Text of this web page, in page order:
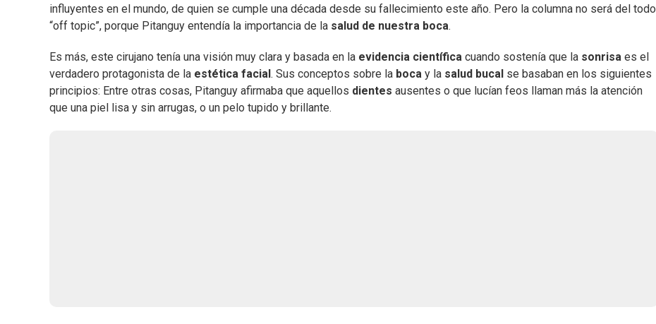
influyentes en el mundo, de quien se cumple una década desde su fallecimiento este año. Pero la columna no será del todo
“off topic”, porque Pitanguy entendía la importancia de la salud de nuestra boca.
Es más, este cirujano tenía una visión muy clara y basada en la evidencia científica cuando sostenía que la sonrisa es el
verdadero protagonista de la estética facial . Sus conceptos sobre la boca y la salud bucal se basaban en los siguientes
principios: Entre otras cosas, Pitanguy afirmaba que aquellos dientes ausentes o que lucían feos llaman más la atención
que una piel lisa y sin arrugas, o un pelo tupido y brillante.